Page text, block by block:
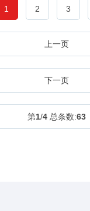
1 2 3
上一页
下一页
第1/4 总条数:63